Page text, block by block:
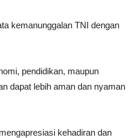
kemanunggalan TNI dengan
pendidikan, maupun
dapat lebih aman dan nyaman
kehadiran dan